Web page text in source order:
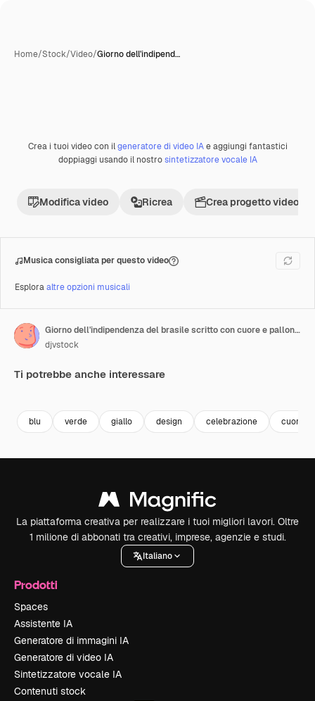
Home/Stock/Video/Giorno dell'indipend…
Premium
Crea i tuoi video con ilgeneratore di video IAe aggiungi fantastici
doppiaggi usando il nostrosintetizzatore vocale IA
Modifica video Ricrea Crea progetto video
Musica consigliata per questo video
Esploraaltre opzioni musicali
Giorno dell'indipendenza del brasile scritto con cuore e palloncini di elio
djvstock
Ti potrebbe anche interessare
blu verde giallo design celebrazione cuore
La piattaforma creativa per realizzare i tuoi migliori lavori. Oltre
1 milione di abbonati tra creativi, imprese, agenzie e studi.
Italiano
Prodotti
Spaces
Assistente IA
Generatore di immagini IA
Generatore di video IA
Sintetizzatore vocale IA
Contenuti stock